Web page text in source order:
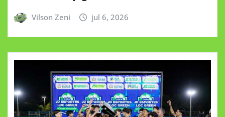
Vilson Zeni jul 6, 2026